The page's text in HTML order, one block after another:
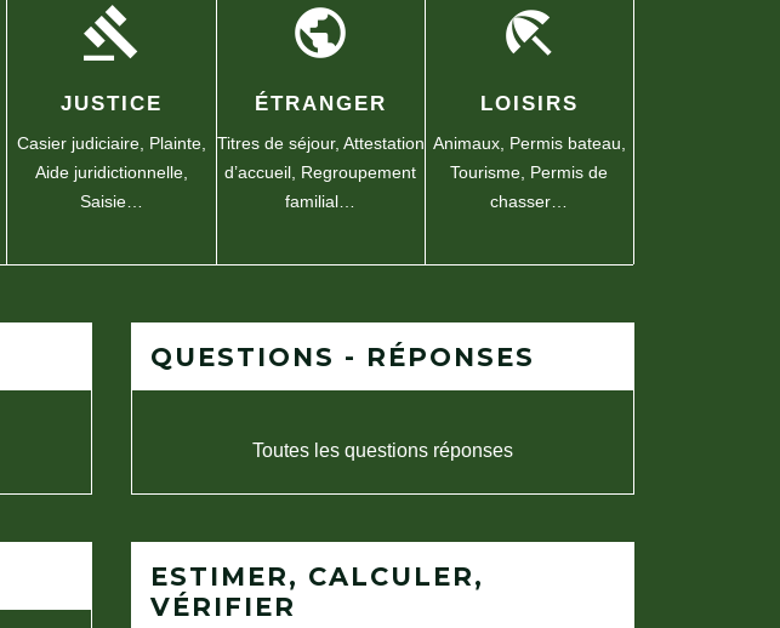
gavel
JUSTICE
Casier judiciaire, Plainte,
Aide juridictionnelle,
Saisie…
public
ÉTRANGER
Titres de séjour, Attestation
d’accueil, Regroupement
familial…
beach_access
LOISIRS
Animaux, Permis bateau,
Tourisme, Permis de
chasser…
QUESTIONS - RÉPONSES
Toutes les questions réponses
ESTIMER, CALCULER,
VÉRIFIER